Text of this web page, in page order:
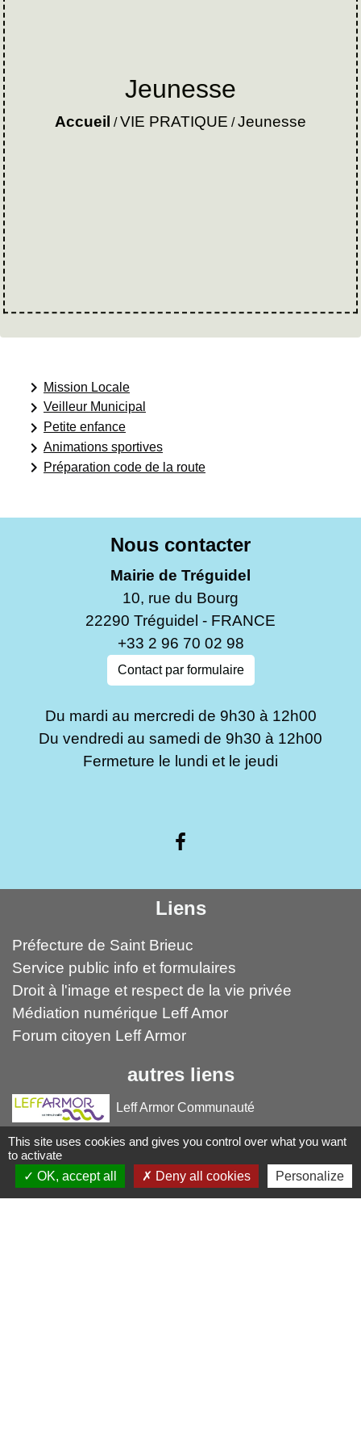
Jeunesse
Accueil /VIE PRATIQUE /Jeunesse
keyboard_arrow_right Mission Locale
keyboard_arrow_right Veilleur Municipal
keyboard_arrow_right Petite enfance
keyboard_arrow_right Animations sportives
keyboard_arrow_right Préparation code de la route
Nous contacter
Mairie de Tréguidel
10, rue du Bourg
22290 Tréguidel - FRANCE
+33 2 96 70 02 98
Contact par formulaire
Du mardi au mercredi de 9h30 à 12h00
Du vendredi au samedi de 9h30 à 12h00
Fermeture le lundi et le jeudi
Liens
Préfecture de Saint Brieuc
Service public info et formulaires
Droit à l'image et respect de la vie privée
Médiation numérique Leff Amor
Forum citoyen Leff Armor
autres liens
Leff Armor Communauté
France Services
Falaises d'Armor (Office du tourismes)
This site uses cookies and gives you control over what you want
to activate
OK, accept all
Deny all cookies Personalize